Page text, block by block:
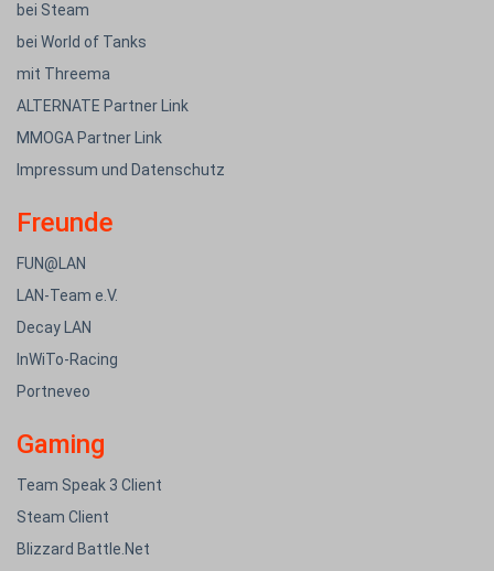
bei Steam
bei World of Tanks
mit Threema
ALTERNATE Partner Link
MMOGA Partner Link
Impressum und Datenschutz
Freunde
FUN@LAN
LAN-Team e.V.
Decay LAN
InWiTo-Racing
Portneveo
Gaming
Team Speak 3 Client
Steam Client
Blizzard Battle.Net